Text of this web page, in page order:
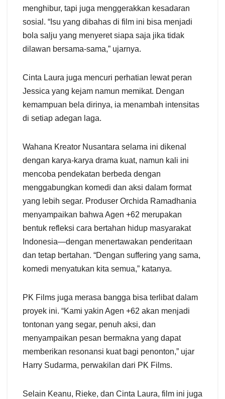
menghibur, tapi juga menggerakkan kesadaran
sosial. “Isu yang dibahas di film ini bisa menjadi
bola salju yang menyeret siapa saja jika tidak
dilawan bersama-sama,” ujarnya.
Cinta Laura juga mencuri perhatian lewat peran
Jessica yang kejam namun memikat. Dengan
kemampuan bela dirinya, ia menambah intensitas
di setiap adegan laga.
Wahana Kreator Nusantara selama ini dikenal
dengan karya-karya drama kuat, namun kali ini
mencoba pendekatan berbeda dengan
menggabungkan komedi dan aksi dalam format
yang lebih segar. Produser Orchida Ramadhania
menyampaikan bahwa Agen +62 merupakan
bentuk refleksi cara bertahan hidup masyarakat
Indonesia—dengan menertawakan penderitaan
dan tetap bertahan. “Dengan suffering yang sama,
komedi menyatukan kita semua,” katanya.
PK Films juga merasa bangga bisa terlibat dalam
proyek ini. “Kami yakin Agen +62 akan menjadi
tontonan yang segar, penuh aksi, dan
menyampaikan pesan bermakna yang dapat
memberikan resonansi kuat bagi penonton,” ujar
Harry Sudarma, perwakilan dari PK Films.
Selain Keanu, Rieke, dan Cinta Laura, film ini juga